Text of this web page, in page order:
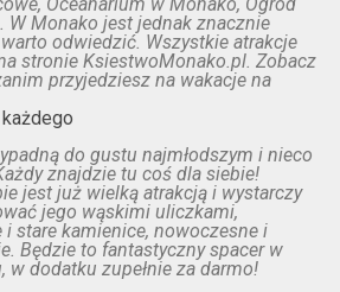
W Monako jest jednak znacznie
odwiedzić. Wszystkie atrakcje
stronie KsiestwoMonako.pl. Zobacz
przyjedziesz na wakacje na
do gustu najmłodszym i nieco
znajdzie tu coś dla siebie!
jest już wielką atrakcją i wystarczy
jego wąskimi uliczkami,
i stare kamienice, nowoczesne i
Będzie to fantastyczny spacer w
w dodatku zupełnie za darmo!